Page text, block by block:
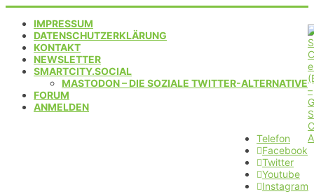
IMPRESSUM
DATENSCHUTZERKLÄRUNG
KONTAKT
NEWSLETTER
SMARTCITY.SOCIAL
MASTODON – DIE SOZIALE TWITTER-ALTERNATIVE
FORUM
ANMELDEN
Telefon
Facebook
Twitter
Youtube
Instagram